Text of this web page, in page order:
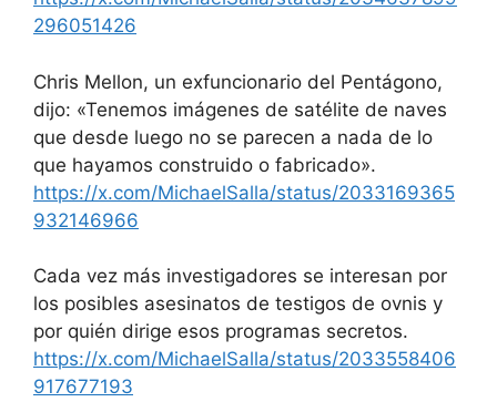
296051426
Chris Mellon, un exfuncionario del Pentágono,
dijo: «Tenemos imágenes de satélite de naves
que desde luego no se parecen a nada de lo
que hayamos construido o fabricado».
https://x.com/MichaelSalla/status/2033169365
932146966
Cada vez más investigadores se interesan por
los posibles asesinatos de testigos de ovnis y
por quién dirige esos programas secretos.
https://x.com/MichaelSalla/status/2033558406
917677193